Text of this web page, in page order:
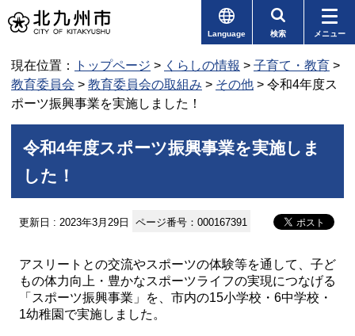
Language 検索 メニュー
現在位置： トップページ > くらしの情報 > 子育て・教育 >
教育委員会 > 教育委員会の取組み > その他 > 令和4年度ス
ポーツ振興事業を実施しました！
令和4年度スポーツ振興事業を実施しま
した！
更新日 : 2023年3月29日 ページ番号：000167391
アスリートとの交流やスポーツの体験等を通して、子ど
もの体力向上・豊かなスポーツライフの実現につなげる
「スポーツ振興事業」を、市内の15小学校・6中学校・
1幼稚園で実施しました。